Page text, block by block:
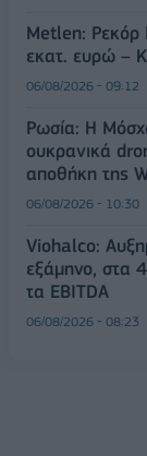
Metlen: Ρεκόρ
εκατ. ευρώ –
06/08/2026 - 09:12
Ρωσία: Η
ουκρανικά
αποθήκη της
06/08/2026 - 10:30
Viohalco:
εξάμηνο, στα
τα EBITDA
06/08/2026 - 08:23